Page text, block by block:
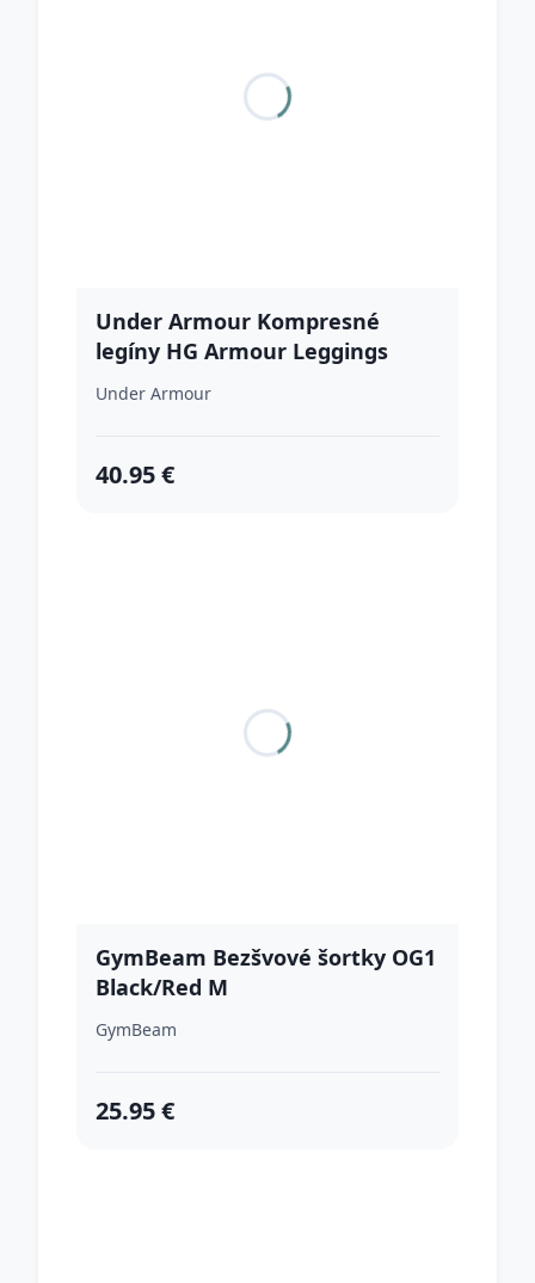
Under Armour Kompresné
legíny HG Armour Leggings
Grey S
Under Armour
40.95 €
GymBeam Bezšvové šortky OG1
Black/Red M
GymBeam
25.95 €